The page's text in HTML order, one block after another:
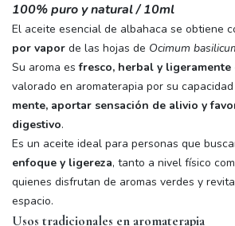
100% puro y natural / 10ml
El aceite esencial de albahaca se obtiene
por vapor de las hojas de Ocimum
Su aroma esfresco, herbal y ligeramente
valorado en aromaterapia por su
mente, aportar sensación de alivio y
digestivo.
Es un aceite ideal para personas que
enfoque y ligereza, tanto a nivel físico
quienes disfrutan de aromas verdes y
espacio.
Usos tradicionales en aromaterapia